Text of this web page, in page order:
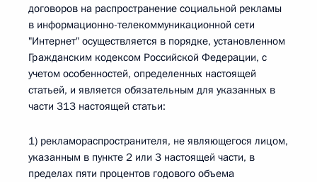
договоров на распространение социальной рекламы
в информационно-телекоммуникационной сети
"Интернет" осуществляется в порядке, установленном
Гражданским кодексом Российской Федерации, с
учетом особенностей, определенных настоящей
статьей, и является обязательным для указанных в
части 313 настоящей статьи:
1) рекламораспространителя, не являющегося лицом,
указанным в пункте 2 или 3 настоящей части, в
пределах пяти процентов годового объема